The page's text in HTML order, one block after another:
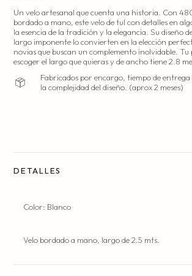
Un velo artesanal que cuenta una historia. Con
bordado a mano, este velo de tul con detalles en
la esencia de la tradición y la elegancia. Su diseño
largo imponente lo convierten en la elección
novias que buscan un complemento inolvidable. Tu
escoger el largo que quieras y de ancho tiene 2.8
Hecho en nuestro atelier en la Ciudad de
(costura y patronaje).
Fabricados por encargo, tiempo de entrega
la complejidad del diseño. (aprox 2 meses)
DETALLES
Color: Blanco
Velo bordado a mano, largo de 2.5 mts.